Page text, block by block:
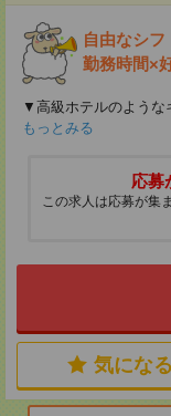
自由なシ
勤務時間×
▼高級ホテルのような
もっとみる
応募
この求人は応募が集
気になる